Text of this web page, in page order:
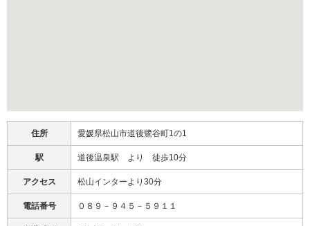
住所 愛媛県松山市道後鷺谷町1の1
駅 道後温泉駅 より 徒歩10分
アクセス 松山インターより30分
電話番号 ０８９－９４５－５９１１